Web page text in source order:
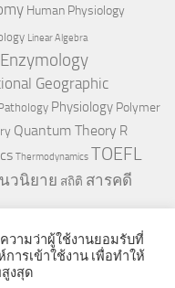
Human Physiology
Linear Algebra
Geographic
Physiology Polymer
Quantum Theory R
Thermodynamics TOEFL
นวนิยาย สถิติ สารคดี
วามว่าผู้ใช้งานยอมรับที่
ารเข้าใช้งาน เพื่อทำให้
งสุด